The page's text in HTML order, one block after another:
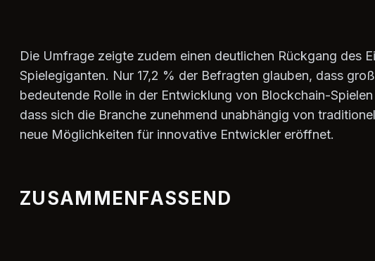
Die Umfrage zeigte zudem einen deutlichen Rückgang des
Spielegiganten. Nur 17,2 % der Befragten glauben, dass
bedeutende Rolle in der Entwicklung von Blockchain-
dass sich die Branche zunehmend unabhängig von
neue Möglichkeiten für innovative Entwickler eröffnet.
ZUSAMMENFASSEND